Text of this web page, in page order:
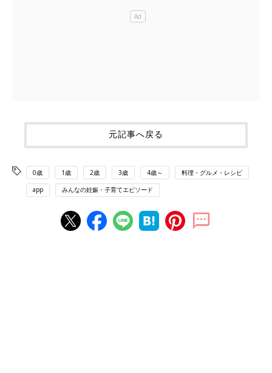
元記事へ戻る
0歳 1歳 2歳 3歳 4歳～ 料理・グルメ・レシピ
app みんなの妊娠・子育てエピソード